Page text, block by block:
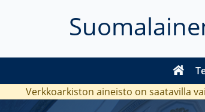
Verkkoarkiston aineisto on saatavilla